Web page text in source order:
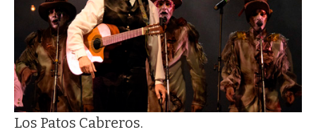
Los Patos Cabreros.